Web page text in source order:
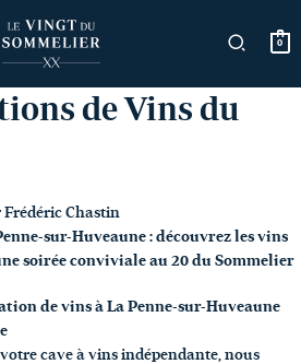
0
de Vins du
Frédéric Chastin
sur-Huveaune : découvrez les vins
soirée conviviale au 20 du Sommelier
de vins à La Penne-sur-Huveaune
cave à vins indépendante, nous